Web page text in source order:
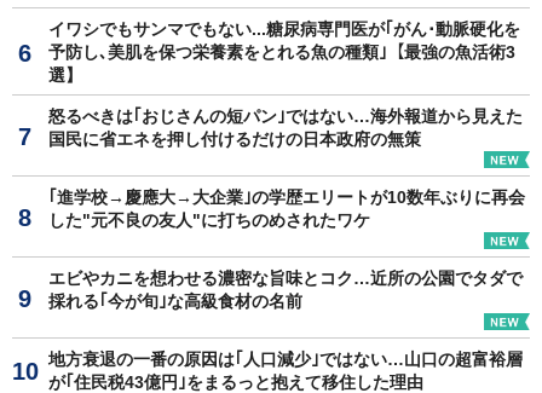
イワシでもサンマでもない...糖尿病専門医が｢がん･動脈硬化を
予防し､美肌を保つ栄養素をとれる魚の種類｣【最強の魚活術3
選】
怒るべきは｢おじさんの短パン｣ではない…海外報道から見えた
国民に省エネを押し付けるだけの日本政府の無策
｢進学校→慶應大→大企業｣の学歴エリートが10数年ぶりに再会
した"元不良の友人"に打ちのめされたワケ
エビやカニを想わせる濃密な旨味とコク…近所の公園でタダで
採れる｢今が旬｣な高級食材の名前
地方衰退の一番の原因は｢人口減少｣ではない…山口の超富裕層
が｢住民税43億円｣をまるっと抱えて移住した理由